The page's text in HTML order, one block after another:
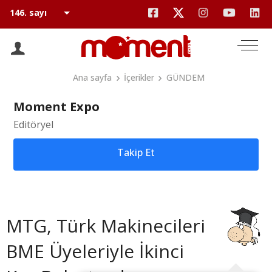
Ana sayfa İçerikler GÜNDEM
Moment Expo
Editöryel
Takip Et
MTG, Türk Makinecileri
BME Üyeleriyle İkinci